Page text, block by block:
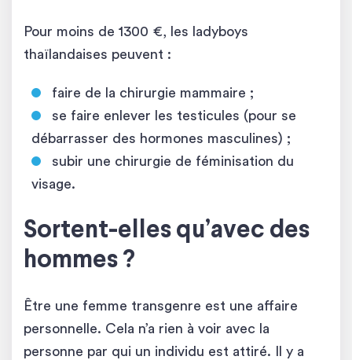
Pour moins de 1300 €, les ladyboys
thaïlandaises peuvent :
faire de la chirurgie mammaire ;
se faire enlever les testicules (pour se
débarrasser des hormones masculines) ;
subir une chirurgie de féminisation du
visage.
Sortent-elles qu’avec des
hommes ?
Être une femme transgenre est une affaire
personnelle. Cela n’a rien à voir avec la
personne par qui un individu est attiré. Il y a